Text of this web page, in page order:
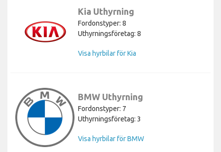
Kia Uthyrning
Fordonstyper: 8
Uthyrningsföretag: 8
Visa hyrbilar för Kia
BMW Uthyrning
Fordonstyper: 7
Uthyrningsföretag: 3
Visa hyrbilar för BMW